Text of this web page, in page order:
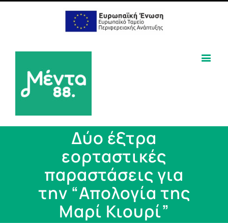
Δύο έξτρα
εορταστικές
παραστάσεις για
την “Απολογία της
Μαρί Κιουρί”